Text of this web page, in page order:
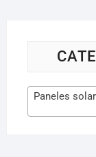
Paneles